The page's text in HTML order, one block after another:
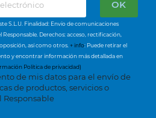
S.L.U. Finalidad: Envío de comunicaciones
Derechos: acceso, rectificación,
así como otros.+ info: Puede retirar el
y encontrar información más detallada en
Política de privacidad)
de mis datos para el envío de
de productos, servicios o
Responsable